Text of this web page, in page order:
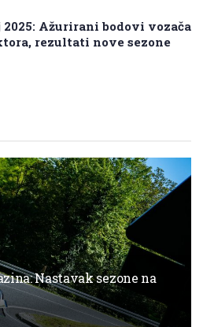
2025: Ažurirani bodovi vozača
rezultati nove sezone
Nastavak sezone na